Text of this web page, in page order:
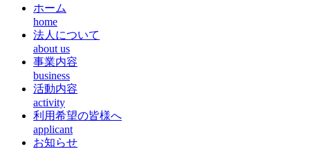
ホーム
home
法人について
about us
事業内容
business
活動内容
activity
利用希望の皆様へ
applicant
お知らせ